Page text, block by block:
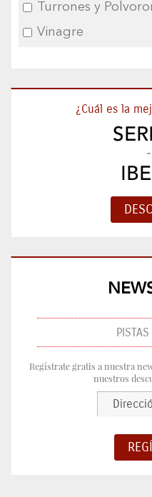
Turrones y
Vinagre
¿Cuál es la
Regístrate gratis a nuestra
nuestros